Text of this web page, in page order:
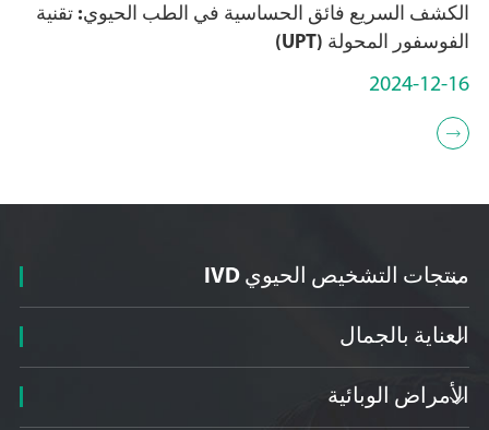
الكشف السريع فائق الحساسية في الطب الحيوي: تقنية
الفوسفور المحولة (UPT)
2024-12-16

منتجات التشخيص الحيوي IVD

العناية بالجمال

الأمراض الوبائية
